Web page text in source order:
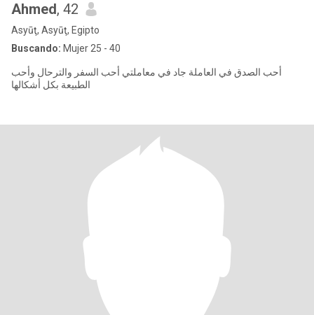
Ahmed, 42
Asyūţ, Asyūţ, Egipto
Buscando: Mujer 25 - 40
أحب الصدق في العاملة جاد في معاملتي أحب السفر والترحال وأحب
الطبيعة بكل أشكالها